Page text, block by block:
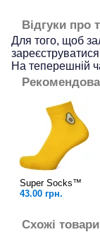
Відгуки про
Для того, щоб
зареєструватися
На теперешній
Super Socks™
43.00 грн.
Схожі товари